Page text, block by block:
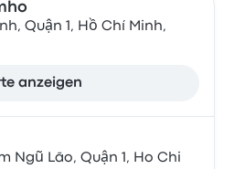
Quận 1, Hồ Chí Minh,
anzeigen
Ngũ Lão, Quận 1, Ho Chi